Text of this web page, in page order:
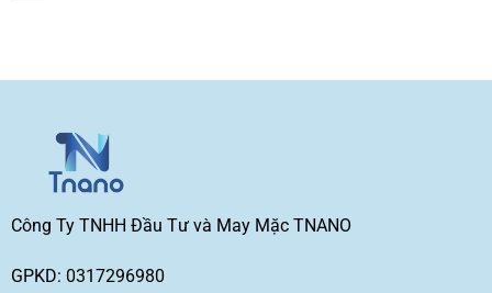
Công Ty TNHH Đầu Tư và May Mặc TNANO
GPKD: 0317296980